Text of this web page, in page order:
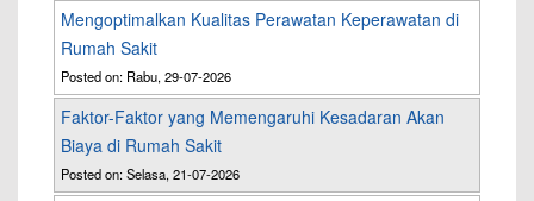
Mengoptimalkan Kualitas Perawatan Keperawatan di
Rumah Sakit
Posted on: Rabu, 29-07-2026
Faktor-Faktor yang Memengaruhi Kesadaran Akan
Biaya di Rumah Sakit
Posted on: Selasa, 21-07-2026